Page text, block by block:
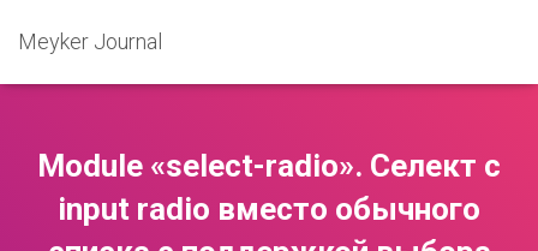
Meyker Journal
Module «select-radio». Селект с
input radio вместо обычного